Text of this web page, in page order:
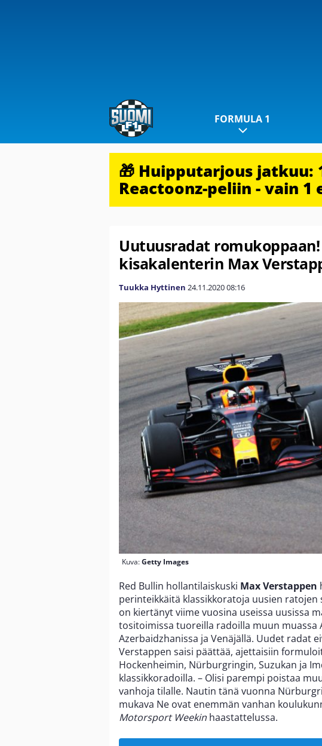
FORMULA 1
🎁 Huipputarjous jatkuu:
Reactoonz-peliin - vain 1
Uutuusradat romukoppaan!
kisakalenterin Max
Tuukka Hyttinen 24.11.202008:16
Kuva:Getty Images
Red Bullin hollantilaiskuski Max Verstappen
perinteikkäitä klassikkoratoja uusien
on kiertänyt viime vuosina useissa uusissa
tositoimissa tuoreilla radoilla muun muassa
Azerbaidzhanissa ja Venäjällä. Uudet radat
Verstappen saisi päättää, ajettaisiin
Hockenheimin, Nürburgringin, Suzukan ja
klassikkoradoilla. – Olisi parempi poistaa
vanhoja tilalle. Nautin tänä vuonna
mukava Ne ovat enemmän vanhan
Motorsport Weekin haastattelussa.